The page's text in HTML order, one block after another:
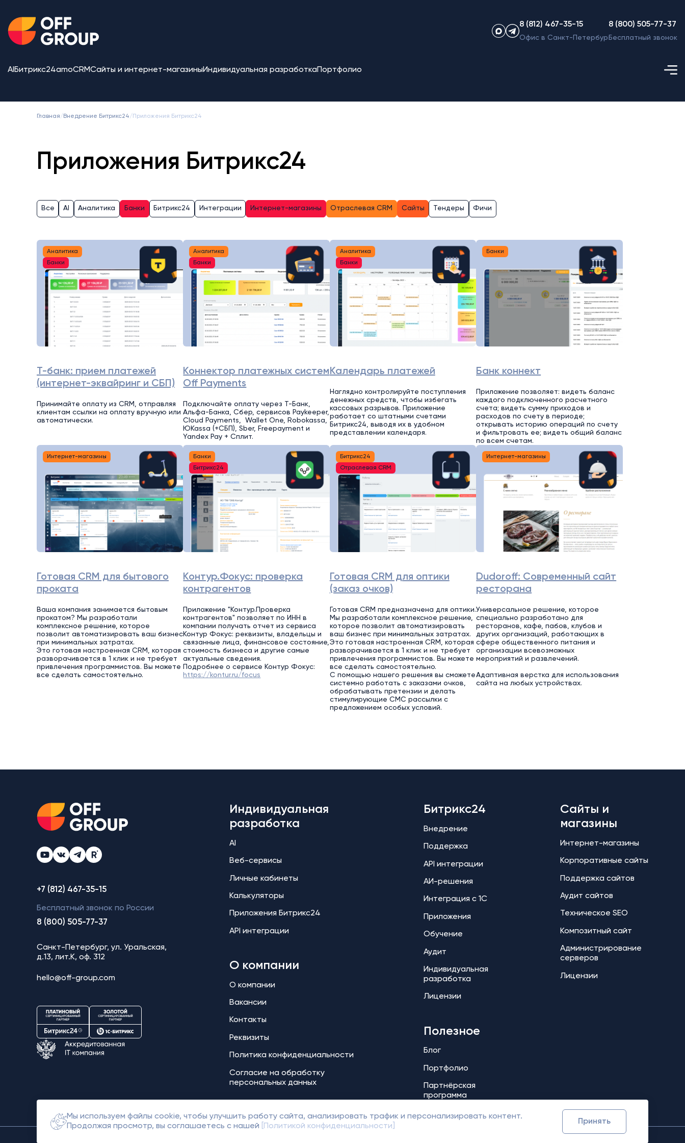
8 (812) 467-35-15
Офис в Санкт-Петербурге
8 (800) 505-77-37
Бесплатный звонок
AI Битрикс24amoCRMСайты и интернет-магазиныИндивидуальная разработкаПортфолио
Главная/ Внедрение Битрикс24/ Приложения Битрикс24
Приложения Битрикс24
Все AI Аналитика Банки Битрикс24 Интеграции Интернет-магазины Отраслевая CRM Сайты Тендеры Фичи
Аналитика
Банки
Т-банк: прием платежей
(интернет-эквайринг и СБП)
Принимайте оплату из CRM, отправляя
клиентам ссылки на оплату вручную или
автоматически.
Аналитика
Банки
Коннектор платежных систем
Off Payments
Подключайте оплату через Т-Банк,
Альфа-Банка, Сбер, сервисов Paykeeper,
Cloud Payments, Wallet One, Robokassa,
ЮKassa (+СБП), Sber, Freepayment и
Yandex Pay + Сплит.
Аналитика
Банки
Календарь платежей
Наглядно контролируйте поступления
денежных средств, чтобы избегать
кассовых разрывов. Приложение
работает со штатными счетами
Битрикс24, выводя их в удобном
представлении календаря.
Банки
Банк коннект
Приложение позволяет: видеть баланс
каждого подключенного расчетного
счета; видеть сумму приходов и
расходов по счету в периоде;
открывать историю операций по счету
и фильтровать ее; видеть общий баланс
по всем счетам.
Интернет-магазины
Готовая CRM для бытового
проката
Ваша компания занимается бытовым
прокатом? Мы разработали
комплексное решение, которое
позволит автоматизировать ваш бизнес
при минимальных затратах.
Это готовая настроенная CRM, которая
разворачивается в 1 клик и не требует
привлечения программистов. Вы можете
все сделать самостоятельно.
Банки
Битрикс24
Контур.Фокус: проверка
контрагентов
Приложение "Контур.Проверка
контрагентов" позволяет по ИНН в
компании получать отчет из сервиса
Контур Фокус: реквизиты, владельцы и
связанные лица, финансовое состояние,
стоимость бизнеса и другие самые
актуальные сведения.
Подробнее о сервисе Контур Фокус:
https://kontur.ru/focus
Битрикс24
Отраслевая CRM
Готовая CRM для оптики
(заказ очков)
Готовая CRM предназначена для оптики.
Мы разработали комплексное решение,
которое позволит автоматизировать
ваш бизнес при минимальных затратах.
Это готовая настроенная CRM, которая
разворачивается в 1 клик и не требует
привлечения программистов. Вы можете
все сделать самостоятельно.
С помощью нашего решения вы сможете
системно работать с заказами очков,
обрабатывать претензии и делать
стимулирующие СМС рассылки с
предложением особых условий.
Интернет-магазины
Dudoroff: Современный сайт
ресторана
Универсальное решение, которое
специально разработано для
ресторанов, кафе, пабов, клубов и
других организаций, работающих в
сфере общественного питания и
организации всевозможных
мероприятий и развлечений.
Адаптивная верстка для использования
сайта на любых устройствах.
Индивидуальная
разработка
AI
Веб-сервисы
Личные кабинеты
Калькуляторы
Приложения Битрикс24
API интеграции
О компании
О компании
Вакансии
Контакты
Реквизиты
Политика конфиденциальности
Согласие на обработку
персональных данных
Битрикс24
Внедрение
Поддержка
API интеграции
АИ-решения
Интеграция с 1С
Приложения
Обучение
Аудит
Индивидуальная
разработка
Лицензии
Полезное
Блог
Портфолио
Партнёрская
программа
Сайты и
магазины
Интернет-магазины
Корпоративные сайты
Поддержка сайтов
Аудит сайтов
Техническое SEO
Композитный сайт
Администрирование
серверов
Лицензии
+7 (812) 467-35-15
Бесплатный звонок по России
8 (800) 505-77-37
Санкт-Петербург, ул. Уральская,
д.13, лит.К, оф. 312
hello@off-group.com
Мы используем файлы cookie, чтобы улучшить работу сайта, анализировать трафик и персонализировать контент.
Продолжая просмотр, вы соглашаетесь с нашей
[Политикой конфиденциальности]
Принять